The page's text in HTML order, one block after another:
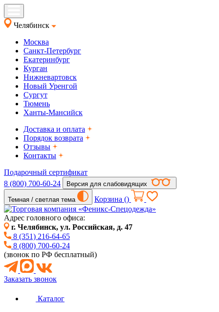
Челябинск
Москва
Санкт-Петербург
Екатеринбург
Курган
Нижневартовск
Новый Уренгой
Сургут
Тюмень
Ханты-Мансийск
Доставка и оплата
Порядок возврата
Отзывы
Контакты
Подарочный сертификат
8 (800) 700-60-24
Версия для слабовидящих
Темная / светлая тема Корзина ()
Адрес головного офиса:
г. Челябинск, ул. Российская, д. 47
8 (351) 216-64-65
8 (800) 700-60-24
(звонок по РФ бесплатный)
Заказать звонок
Каталог